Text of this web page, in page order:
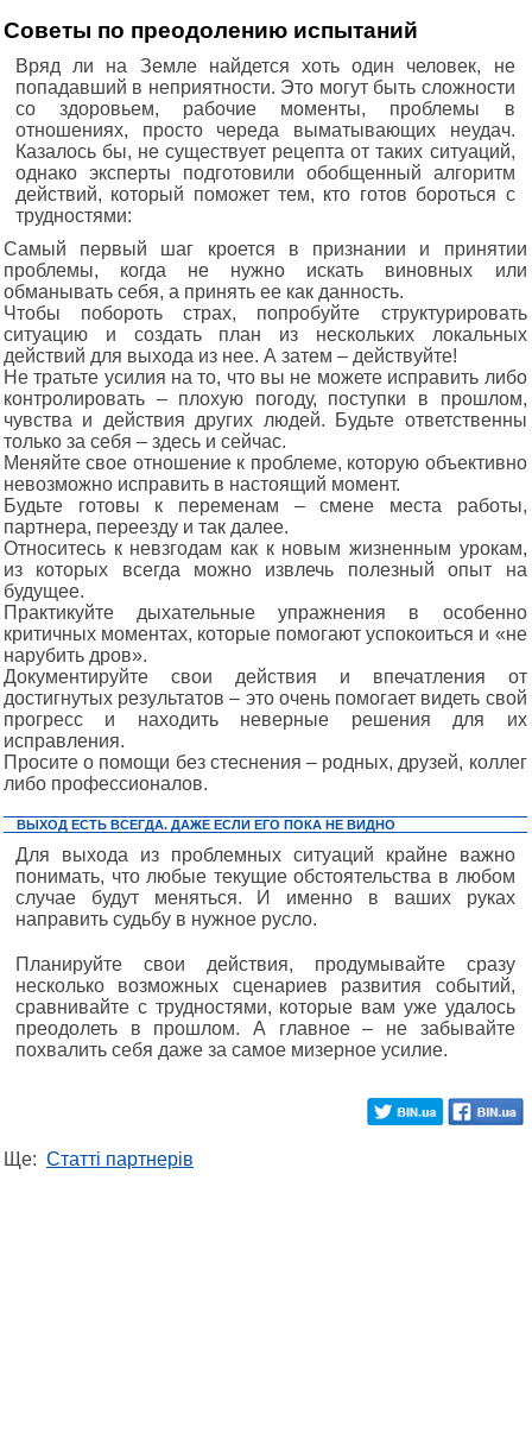
Советы по преодолению испытаний
Вряд ли на Земле найдется хоть один человек, не
попадавший в неприятности. Это могут быть сложности
со здоровьем, рабочие моменты, проблемы в
отношениях, просто череда выматывающих неудач.
Казалось бы, не существует рецепта от таких ситуаций,
однако эксперты подготовили обобщенный алгоритм
действий, который поможет тем, кто готов бороться с
трудностями:
Самый первый шаг кроется в признании и принятии
проблемы, когда не нужно искать виновных или
обманывать себя, а принять ее как данность.
Чтобы побороть страх, попробуйте структурировать
ситуацию и создать план из нескольких локальных
действий для выхода из нее. А затем – действуйте!
Не тратьте усилия на то, что вы не можете исправить либо
контролировать – плохую погоду, поступки в прошлом,
чувства и действия других людей. Будьте ответственны
только за себя – здесь и сейчас.
Меняйте свое отношение к проблеме, которую объективно
невозможно исправить в настоящий момент.
Будьте готовы к переменам – смене места работы,
партнера, переезду и так далее.
Относитесь к невзгодам как к новым жизненным урокам,
из которых всегда можно извлечь полезный опыт на
будущее.
Практикуйте дыхательные упражнения в особенно
критичных моментах, которые помогают успокоиться и «не
нарубить дров».
Документируйте свои действия и впечатления от
достигнутых результатов – это очень помогает видеть свой
прогресс и находить неверные решения для их
исправления.
Просите о помощи без стеснения – родных, друзей, коллег
либо профессионалов.
ВЫХОД ЕСТЬ ВСЕГДА. ДАЖЕ ЕСЛИ ЕГО ПОКА НЕ ВИДНО
Для выхода из проблемных ситуаций крайне важно
понимать, что любые текущие обстоятельства в любом
случае будут меняться. И именно в ваших руках
направить судьбу в нужное русло.
Планируйте свои действия, продумывайте сразу
несколько возможных сценариев развития событий,
сравнивайте с трудностями, которые вам уже удалось
преодолеть в прошлом. А главное – не забывайте
похвалить себя даже за самое мизерное усилие.
Ще: Статті партнерів